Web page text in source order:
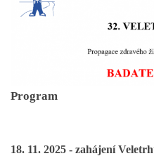
Program
18. 11. 2025 - zahájení